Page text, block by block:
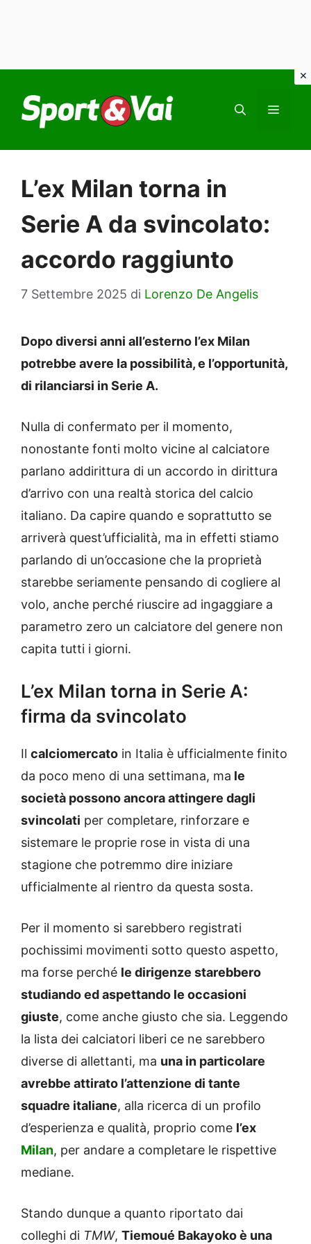
contenuto
L’ex Milan torna in
Serie A da svincolato:
accordo raggiunto
7 Settembre 2025 di Lorenzo De Angelis
Dopo diversi anni all’esterno l’ex Milan
potrebbe avere la possibilità, e l’opportunità,
di rilanciarsi in Serie A.
Nulla di confermato per il momento,
nonostante fonti molto vicine al calciatore
parlano addirittura di un accordo in dirittura
d’arrivo con una realtà storica del calcio
italiano. Da capire quando e soprattutto se
arriverà quest’ufficialità, ma in effetti stiamo
parlando di un’occasione che la proprietà
starebbe seriamente pensando di cogliere al
volo, anche perché riuscire ad ingaggiare a
parametro zero un calciatore del genere non
capita tutti i giorni.
L’ex Milan torna in Serie A:
firma da svincolato
Il calciomercato in Italia è ufficialmente finito
da poco meno di una settimana, ma le
società possono ancora attingere dagli
svincolati per completare, rinforzare e
sistemare le proprie rose in vista di una
stagione che potremmo dire iniziare
ufficialmente al rientro da questa sosta.
Per il momento si sarebbero registrati
pochissimi movimenti sotto questo aspetto,
ma forse perché le dirigenze starebbero
studiando ed aspettando le occasioni
giuste, come anche giusto che sia. Leggendo
la lista dei calciatori liberi ce ne sarebbero
diverse di allettanti, ma una in particolare
avrebbe attirato l’attenzione di tante
squadre italiane, alla ricerca di un profilo
d’esperienza e qualità, proprio come l’ex
Milan, per andare a completare le rispettive
mediane.
Stando dunque a quanto riportato dai
colleghi di TMW, Tiemoué Bakayoko è una